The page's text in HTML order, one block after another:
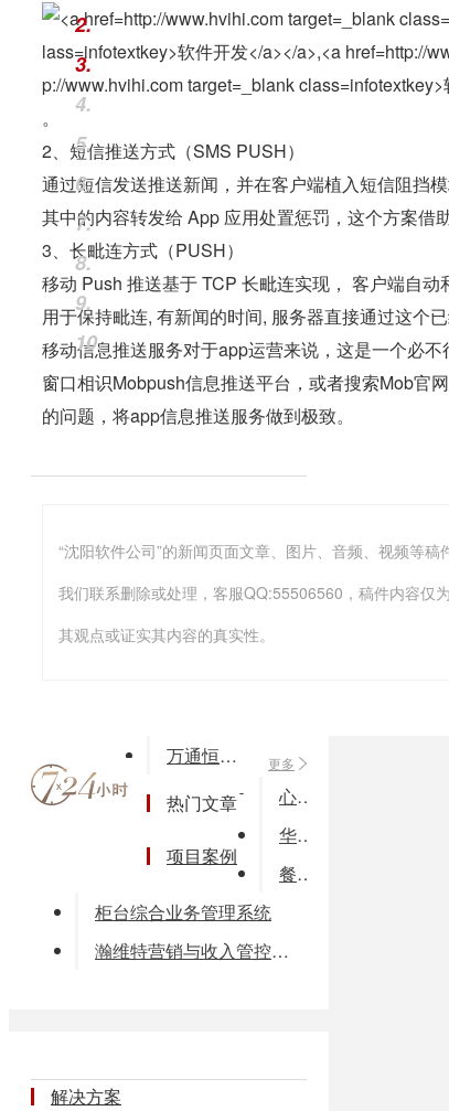
。
2、短信推送方式（SMS PUSH）
通过短信发送推送新闻，并在客户端植入短信阻挡
其中的内容转发给 App 应用处置惩罚，这个方案借
3、长毗连方式（PUSH）
移动 Push 推送基于 TCP 长毗连实现， 客户端自
用于保持毗连, 有新闻的时间, 服务器直接通过这个
移动信息推送服务对于app运营来说，这是一个必
窗口相识Mobpush信息推送平台，或者搜索Mob官
的问题，将app信息推送服务做到极致。
我们联系删除或处理，客服QQ:55506560，稿件内容仅
其观点或证实其内容的真实性。
更多
热门文章
2.
3.
4.
5.
6.
7.
8.
9.
10.
项目案例
万通恒邦器械GSP认证软件
心理学综合实验设计系统
华普汇能专业汽车4S店解决方案
餐饮连锁管理软件
柜台综合业务管理系统
瀚维特营销与收入管控解决方案
解决方案